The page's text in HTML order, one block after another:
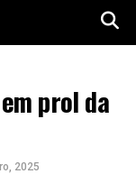
prol da
2025